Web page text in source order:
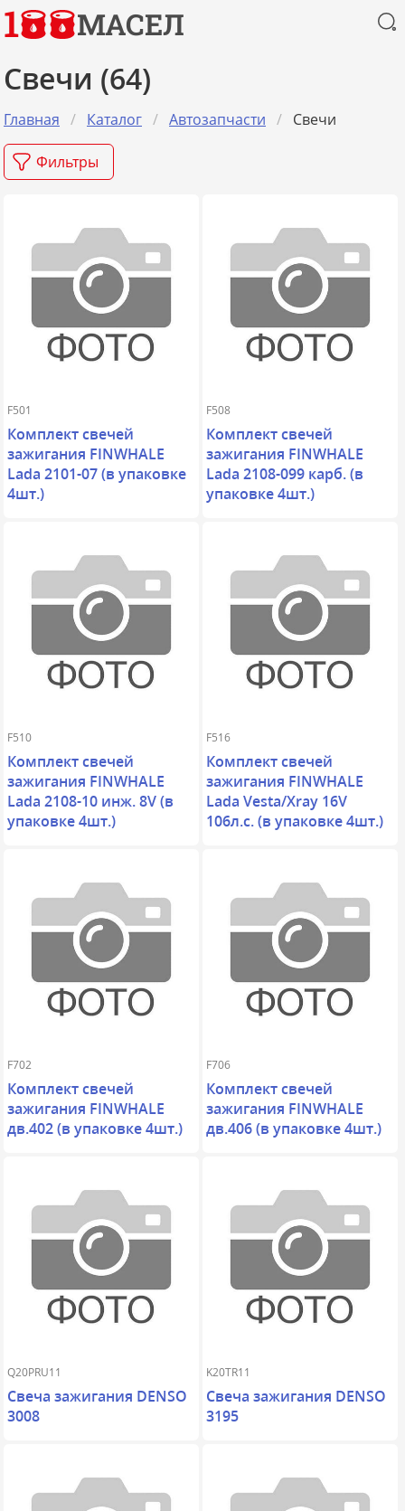
1
МАСЕЛ
Свечи (64)
Главная Каталог Aвтозапчасти Свечи
Фильтры
F501
Комплект свечей
зажигания FINWHALE
Lada 2101-07 (в упаковке
4шт.)
F508
Комплект свечей
зажигания FINWHALE
Lada 2108-099 карб. (в
упаковке 4шт.)
F510
Комплект свечей
зажигания FINWHALE
Lada 2108-10 инж. 8V (в
упаковке 4шт.)
F516
Комплект свечей
зажигания FINWHALE
Lada Vesta/Xray 16V
106л.с. (в упаковке 4шт.)
F702
Комплект свечей
зажигания FINWHALE
дв.402 (в упаковке 4шт.)
F706
Комплект свечей
зажигания FINWHALE
дв.406 (в упаковке 4шт.)
Q20PRU11
Свеча зажигания DENSO
3008
K20TR11
Свеча зажигания DENSO
3195